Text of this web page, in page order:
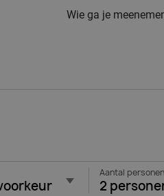
Wie ga je
Aantal
2